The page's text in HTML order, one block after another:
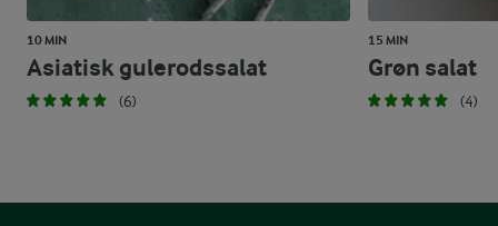
10 MIN
Asiatisk gulerodssalat
(6)
15 MIN
Grøn salat
(4)